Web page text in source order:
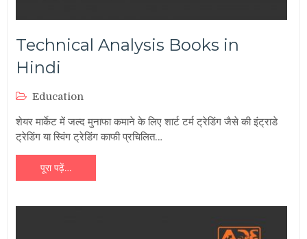
Technical Analysis Books in
Hindi
Education
शेयर मार्केट में जल्द मुनाफा कमाने के लिए शार्ट टर्म ट्रेडिंग जैसे की इंट्राडे
ट्रेडिंग या स्विंग ट्रेडिंग काफी प्रचिलित…
पूरा पढ़ें…